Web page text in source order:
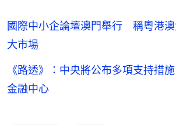
國際中小企論壇澳門舉行 稱粵港
大市場
《路透》：中央將公布多項支持措
金融中心